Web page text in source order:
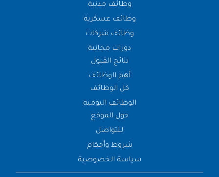
وظائف مدنية
وظائف عسكرية
وظائف شركات
دورات مجانية
نتائج القبول
أهم الوظائف
كل الوظائف
الوظائف اليومية
حول الموقع
للتواصل
شروط وأحكام
سياسة الخصوصية